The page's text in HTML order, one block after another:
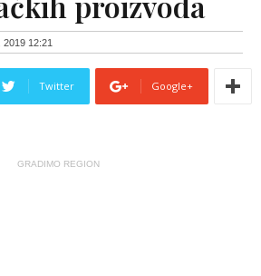
2019 12:21
Twitter Google+
GRADIMO REGION